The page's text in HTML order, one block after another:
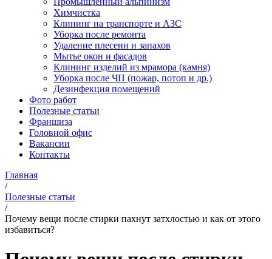
Химчистка
Клининг на транспорте и АЗС
Уборка после ремонта
Удаление плесени и запахов
Мытье окон и фасадов
Клининг изделий из мрамора (камня)
Уборка после ЧП (пожар, потоп и др.)
Дезинфекция помещений
Фото работ
Полезные статьи
Франшиза
Головной офис
Вакансии
Контакты
Главная
/
Полезные статьи
/
Почему вещи после стирки пахнут затхлостью и как от этого
избавиться?